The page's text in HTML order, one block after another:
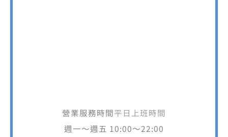
營業服務時間平日上班時間
週一～週五 10:00～22:00